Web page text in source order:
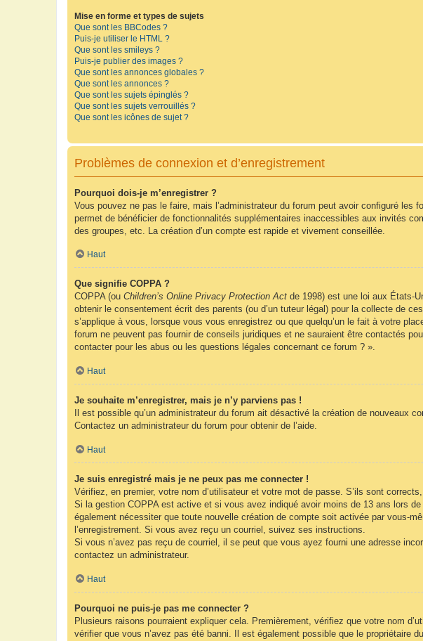
Mise en forme et types de sujets
Que sont les BBCodes ?
Puis-je utiliser le HTML ?
Que sont les smileys ?
Puis-je publier des images ?
Que sont les annonces globales ?
Que sont les annonces ?
Que sont les sujets épinglés ?
Que sont les sujets verrouillés ?
Que sont les icônes de sujet ?
Problèmes de connexion et d’enregistrement
Pourquoi dois-je m’enregistrer ?
Vous pouvez ne pas le faire, mais l’administrateur du forum peut avoir configuré les
permet de bénéficier de fonctionnalités supplémentaires inaccessibles aux invités
des groupes, etc. La création d’un compte est rapide et vivement conseillée.
Haut
Que signifie COPPA ?
COPPA (ou Children’s Online Privacy Protection Act de 1998) est une loi aux États-
obtenir le consentement écrit des parents (ou d’un tuteur légal) pour la collecte de
s’applique à vous, lorsque vous vous enregistrez ou que quelqu’un le fait à votre
forum ne peuvent pas fournir de conseils juridiques et ne sauraient être contactés
contacter pour les abus ou les questions légales concernant ce forum ? ».
Haut
Je souhaite m’enregistrer, mais je n’y parviens pas !
Il est possible qu’un administrateur du forum ait désactivé la création de nouveaux
Contactez un administrateur du forum pour obtenir de l’aide.
Haut
Je suis enregistré mais je ne peux pas me connecter !
Vérifiez, en premier, votre nom d’utilisateur et votre mot de passe. S’ils sont
Si la gestion COPPA est active et si vous avez indiqué avoir moins de 13 ans lors
également nécessiter que toute nouvelle création de compte soit activée par vous-
l’enregistrement. Si vous avez reçu un courriel, suivez ses instructions.
Si vous n’avez pas reçu de courriel, il se peut que vous ayez fourni une adresse
contactez un administrateur.
Haut
Pourquoi ne puis-je pas me connecter ?
Plusieurs raisons pourraient expliquer cela. Premièrement, vérifiez que votre nom
vérifier que vous n’avez pas été banni. Il est également possible que le propriétaire